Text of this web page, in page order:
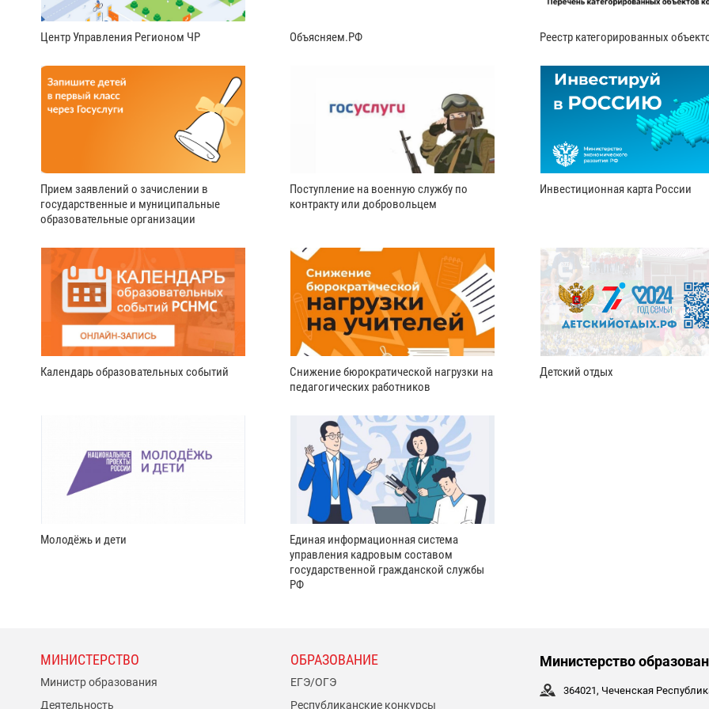
Центр Управления Регионом ЧР Объясняем.РФ Реестр категорированных
Прием заявлений о зачислении в
государственные и муниципальные
образовательные организации
Поступление на военную службу по
контракту или добровольцем
Инвестиционная карта России
Календарь образовательных событий
Снижение бюрократической нагрузки на
педагогических работников
Детский отдых
Молодёжь и дети
Единая информационная система
управления кадровым составом
государственной гражданской службы
РФ
МИНИСТЕРСТВО
Министр образования
Деятельность
ОБРАЗОВАНИЕ
ЕГЭ/ОГЭ
Республиканские конкурсы
Министерство
364021, Чеченская